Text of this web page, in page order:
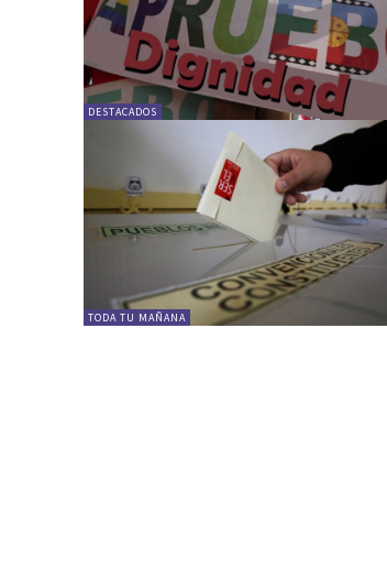
DESTACADOS
TODA TU MAÑANA